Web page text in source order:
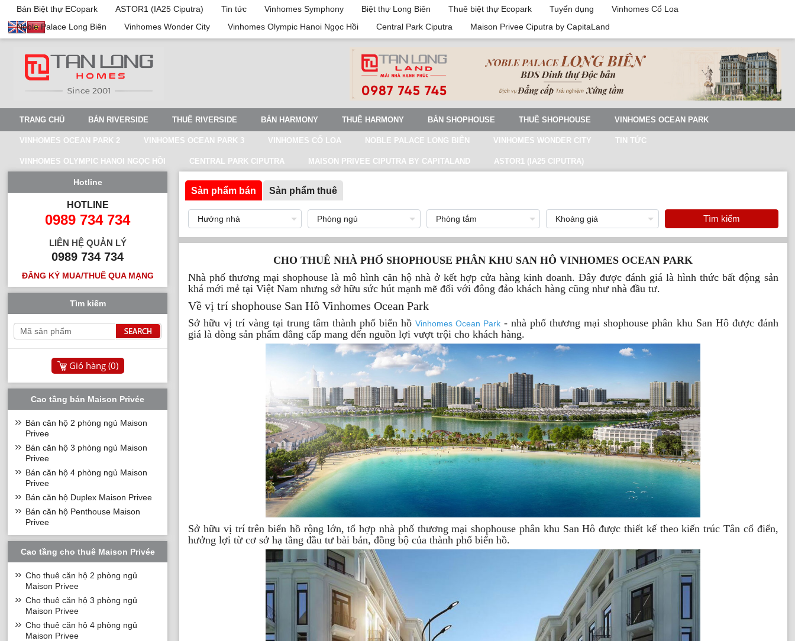
Bán Biệt thự ECopark ASTOR1 (IA25 Ciputra) Tin tức Vinhomes Symphony Biệt thự Long Biên Thuê biệt thự Ecopark Tuyển dụng
Vinhomes Cổ Loa
Noble Palace Long Biên
Vinhomes Wonder City Vinhomes Olympic Hanoi Ngọc Hồi Central Park Ciputra Maison Privee Ciputra by CapitaLand
TRANG CHỦ BÁN RIVERSIDE THUÊ RIVERSIDE BÁN HARMONY THUÊ HARMONY BÁN SHOPHOUSE THUÊ SHOPHOUSE VINHOMES OCEAN PARK
VINHOMES OCEAN PARK 2 VINHOMES OCEAN PARK 3 VINHOMES CỔ LOA NOBLE PALACE LONG BIÊN VINHOMES WONDER CITY TIN TỨC
VINHOMES OLYMPIC HANOI NGỌC HỒI CENTRAL PARK CIPUTRA MAISON PRIVEE CIPUTRA BY CAPITALAND ASTOR1 (IA25 CIPUTRA)
Sản phẩm bán Sản phẩm thuê
Tìm kiếm
CHO THUÊ NHÀ PHỐ SHOPHOUSE PHÂN KHU SAN HÔ VINHOMES OCEAN PARK
Nhà phố thương mại shophouse là mô hình căn hộ nhà ở kết hợp cửa hàng kinh doanh. Đây được đánh giá là hình thức bất động sản
khá mới mẻ tại Việt Nam nhưng sở hữu sức hút mạnh mẽ đối với đông đảo khách hàng cũng như nhà đầu tư.
Về vị trí shophouse San Hô Vinhomes Ocean Park
Sở hữu vị trí vàng tại trung tâm thành phố biển hồVinhomes Ocean Park - nhà phố thương mại shophouse phân khu San Hô được đánh
giá là dòng sản phẩm đẳng cấp mang đến nguồn lợi vượt trội cho khách hàng.
Sở hữu vị trí trên biển hồ rộng lớn, tổ hợp nhà phố thương mại shophouse phân khu San Hô được thiết kế theo kiến trúc Tân cổ điển,
hưởng lợi từ cơ sở hạ tầng đầu tư bài bản, đồng bộ của thành phố biển hồ.
Hotline
HOTLINE
0989 734 734
LIÊN HỆ QUẢN LÝ
0989 734 734
ĐĂNG KÝ MUA/THUÊ QUA MẠNG
Tìm kiếm
Giỏ hàng (0)
Cao tầng bán Maison Privée
Bán căn hộ 2 phòng ngủ Maison
Privee
Bán căn hộ 3 phòng ngủ Maison
Privee
Bán căn hộ 4 phòng ngủ Maison
Privee
Bán căn hộ Duplex Maison Privee
Bán căn hộ Penthouse Maison
Privee
Cao tầng cho thuê Maison Privée
Cho thuê căn hộ 2 phòng ngủ
Maison Privee
Cho thuê căn hộ 3 phòng ngủ
Maison Privee
Cho thuê căn hộ 4 phòng ngủ
Maison Privee